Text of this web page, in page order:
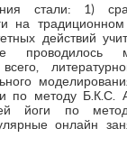
стали: 1)
на
действий
проводилось
по методу Б.К.С.
йоги по
онлайн